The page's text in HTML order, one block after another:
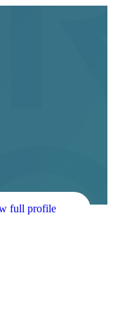
full profile